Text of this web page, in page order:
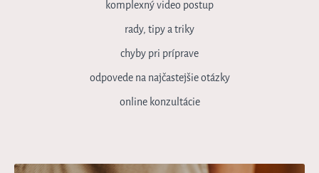
komplexný video postup
rady, tipy a triky
chyby pri príprave
odpovede na najčastejšie otázky
online konzultácie